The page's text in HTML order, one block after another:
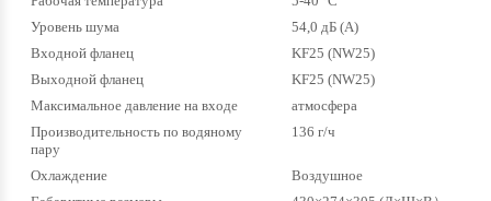
Уровень шума
54,0 дБ (А)
Входной фланец
KF25 (NW25)
Выходной фланец
KF25 (NW25)
Максимальное давление на входе
атмосфера
Производительность по водяному
пару
136 г/ч
Охлаждение
Воздушное